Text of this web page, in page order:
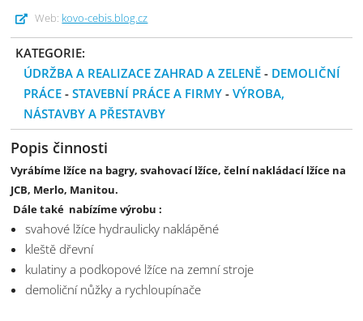
Web: kovo-cebis.blog.cz
KATEGORIE:
ÚDRŽBA A REALIZACE ZAHRAD A ZELENĚ - DEMOLIČNÍ
PRÁCE -STAVEBNÍ PRÁCE A FIRMY -VÝROBA,
NÁSTAVBY A PŘESTAVBY
Popis činnosti
Vyrábíme lžíce na bagry, svahovací lžíce, čelní nakládací lžíce na
JCB, Merlo, Manitou.
Dále také nabízíme výrobu :
svahové lžíce hydraulicky naklápěné
kleště dřevní
kulatiny a podkopové lžíce na zemní stroje
demoliční nůžky a rychloupínače